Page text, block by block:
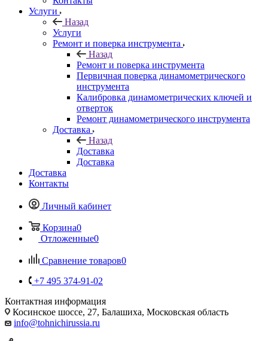
Услуги
Назад
Услуги
Ремонт и поверка инструмента
Назад
Ремонт и поверка инструмента
Первичная поверка динамометрического
инструмента
Калибровка динамометрических ключей и
отверток
Ремонт динамометрического инструмента
Доставка
Назад
Доставка
Доставка
Доставка
Контакты
Личный кабинет
Корзина0
Отложенные0
Сравнение товаров0
+7 495 374-91-02
Контактная информация
Косинское шоссе, 27, Балашиха, Московская область
info@tohnichirussia.ru